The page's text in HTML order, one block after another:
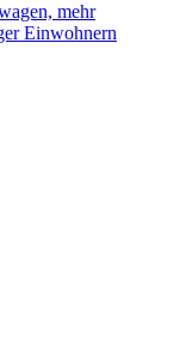
mehr
Einwohnern